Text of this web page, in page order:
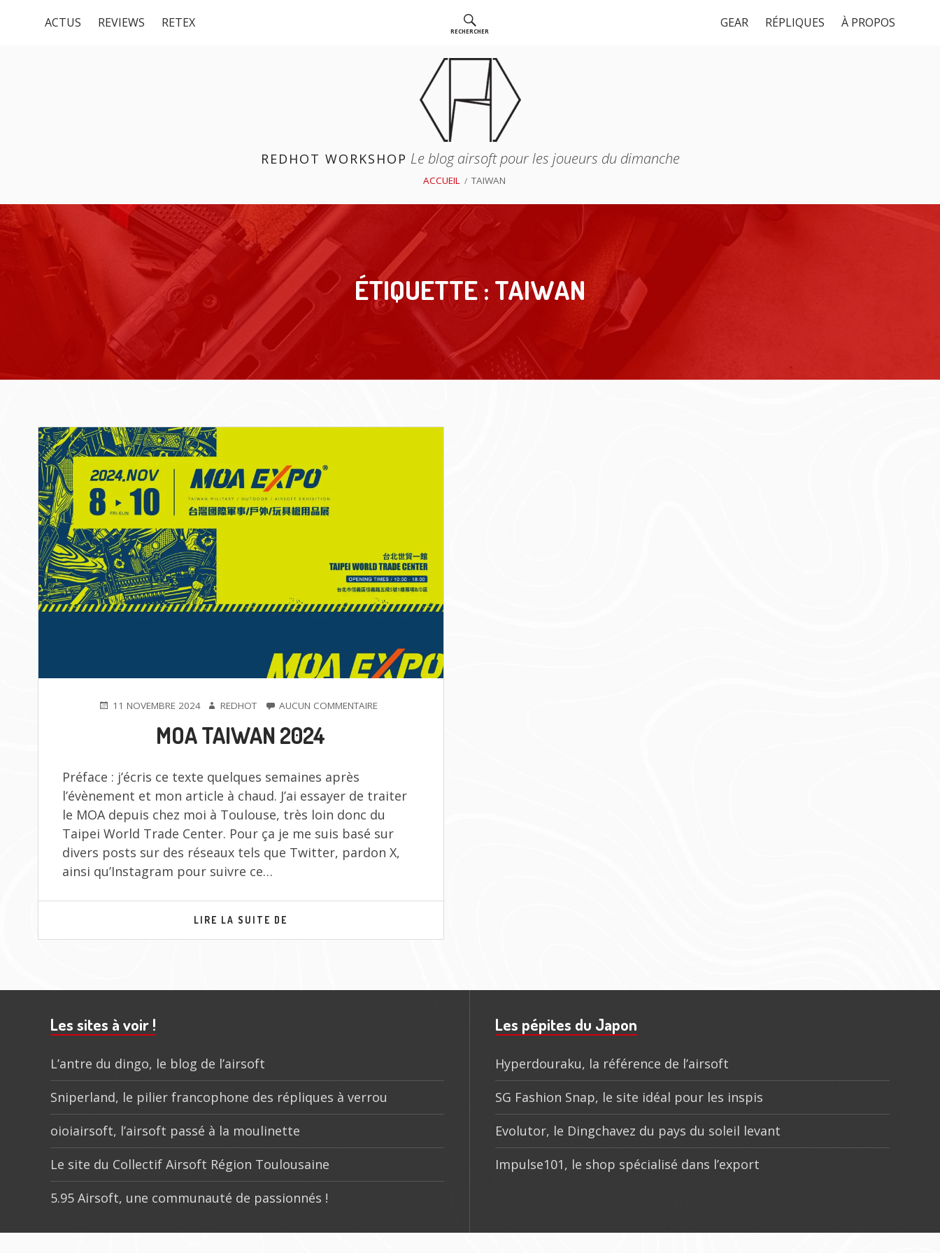
RECHERCHER
MenuACTUS REVIEWS RETEX GEAR RÉPLIQUES À PROPOS
REDHOT WORKSHOP Le blog airsoft pour les joueurs du dimanche
D'ARIANE
ACCUEIL TAIWAN
ÉTIQUETTE : TAIWAN
PUBLIÉ11 NOVEMBRE 2024 AUTEUR
REDHOT AUCUN COMMENTAIRESUR
MOA TAIWAN 2024
Préface : j’écris ce texte quelques semaines après
l’évènement et mon article à chaud. J’ai essayer de traiter
le MOA depuis chez moi à Toulouse, très loin donc du
Taipei World Trade Center. Pour ça je me suis basé sur
divers posts sur des réseaux tels que Twitter, pardon X,
ainsi qu’Instagram pour suivre ce…
LIRE LA SUITE DE
subsidiaire
Les sites à voir !
L’antre du dingo, le blog de l’airsoft
Sniperland, le pilier francophone des répliques à verrou
oioiairsoft, l’airsoft passé à la moulinette
Le site du Collectif Airsoft Région Toulousaine
5.95 Airsoft, une communauté de passionnés !
Les pépites du Japon
Hyperdouraku, la référence de l’airsoft
SG Fashion Snap, le site idéal pour les inspis
Evolutor, le Dingchavez du pays du soleil levant
Impulse101, le shop spécialisé dans l’export